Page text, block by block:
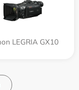
LEGRIA GX10